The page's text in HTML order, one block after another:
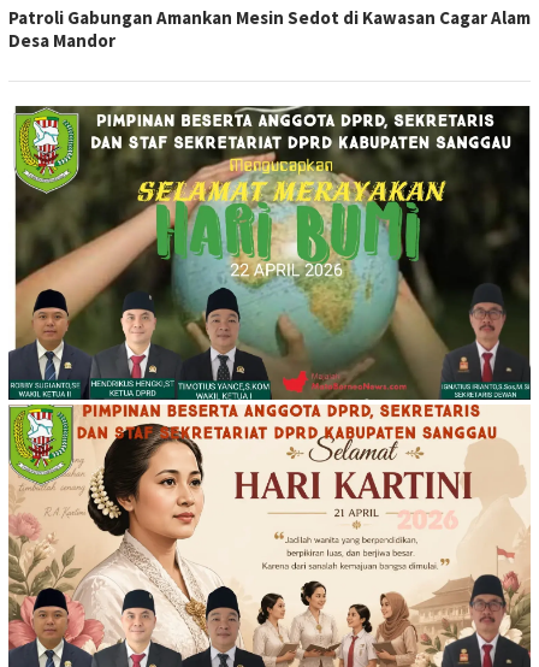
Patroli Gabungan Amankan Mesin Sedot di Kawasan Cagar Alam
Desa Mandor